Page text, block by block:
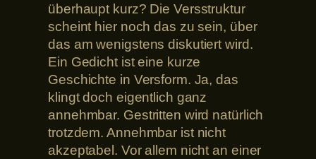
überhaupt kurz? Die Versstruktur
scheint hier noch das zu sein, über
das am wenigstens diskutiert wird.
Ein Gedicht ist eine kurze
Geschichte in Versform. Ja, das
klingt doch eigentlich ganz
annehmbar. Gestritten wird natürlich
trotzdem. Annehmbar ist nicht
akzeptabel. Vor allem nicht an einer